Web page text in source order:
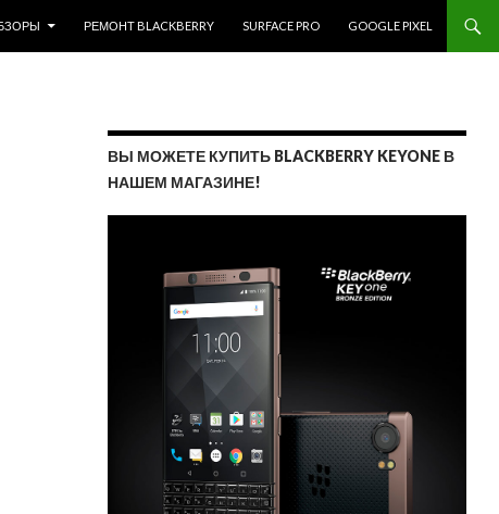
РЕМОНТ BLACKBERRY SURFACE PRO GOOGLE PIXEL
ВЫ МОЖЕТЕ КУПИТЬ BLACKBERRY KEYONE В
НАШЕМ МАГАЗИНЕ!